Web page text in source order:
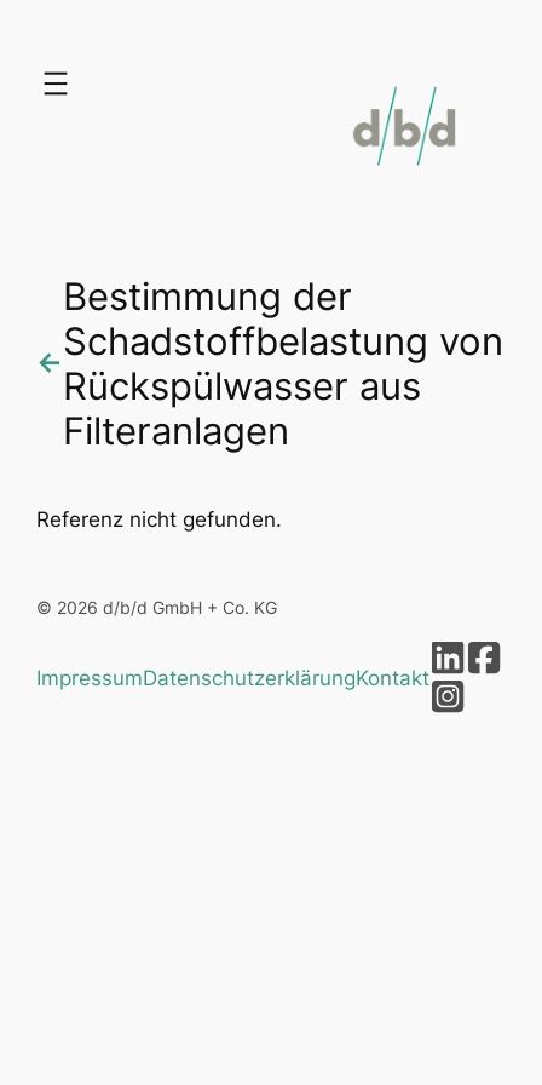
springen
←
Bestimmung der
Schadstoffbelastung von
Rückspülwasser aus
Filteranlagen
Referenz nicht gefunden.
© 2026 d/b/d GmbH + Co. KG
ImpressumDatenschutzerklärungKontakt